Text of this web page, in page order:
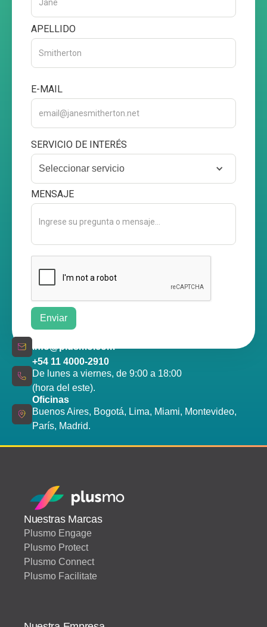
APELLIDO
E-MAIL
SERVICIO DE INTERÉS
Seleccionar servicio
MENSAJE
info@plusmo.com
+54 11 4000-2910
De lunes a viernes, de 9:00 a 18:00
(hora del este).
Oficinas
Buenos Aires, Bogotá, Lima, Miami, Montevideo,
París, Madrid.
Nuestras Marcas
Plusmo Engage
Plusmo Protect
Plusmo Connect
Plusmo Facilitate